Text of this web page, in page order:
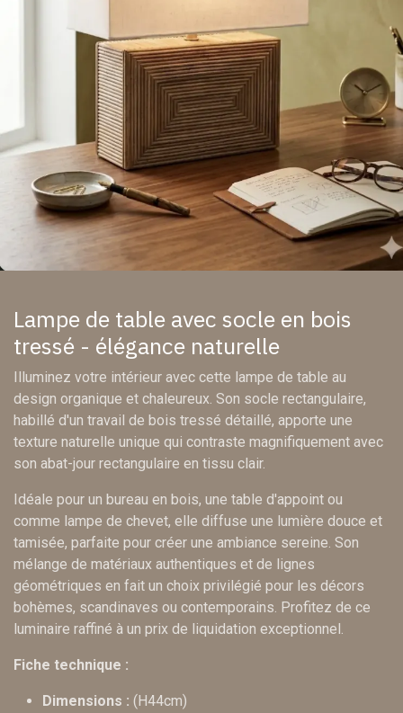
Lampe de table avec socle en bois
tressé - élégance naturelle
Illuminez votre intérieur avec cette lampe de table au
design organique et chaleureux. Son socle rectangulaire,
habillé d'un travail de bois tressé détaillé, apporte une
texture naturelle unique qui contraste magnifiquement avec
son abat-jour rectangulaire en tissu clair.
Idéale pour un bureau en bois, une table d'appoint ou
comme lampe de chevet, elle diffuse une lumière douce et
tamisée, parfaite pour créer une ambiance sereine. Son
mélange de matériaux authentiques et de lignes
géométriques en fait un choix privilégié pour les décors
bohèmes, scandinaves ou contemporains. Profitez de ce
luminaire raffiné à un prix de liquidation exceptionnel.
Fiche technique :
Dimensions : (H44cm)